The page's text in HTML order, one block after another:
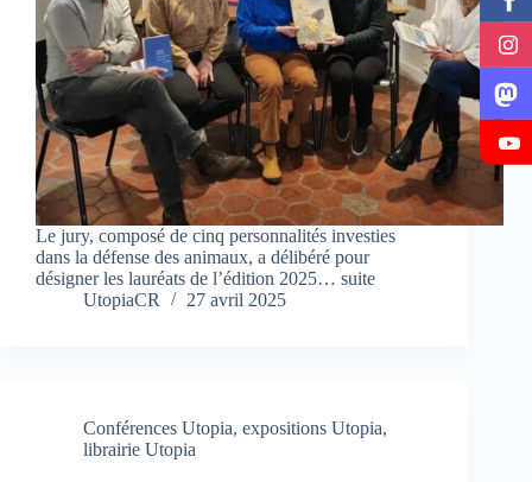
Le jury, composé de cinq personnalités investies
dans la défense des animaux, a délibéré pour
désigner les lauréats de l’édition 2025… suite
UtopiaCR
27 avril 2025
Conférences Utopia, expositions Utopia,
librairie Utopia